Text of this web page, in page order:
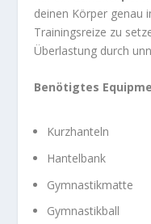
deinen Körper genau
Trainingsreize zu
Überlastung durch
Benötigtes
Kurzhanteln
Hantelbank
Gymnastikmatte
Gymnastikball